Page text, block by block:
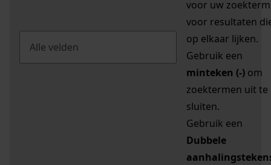
voor uw zoekterm
voor resultaten
op elkaar lijken.
Gebruik een
minteken (-) om
zoektermen uit te
sluiten.
Gebruik een
Dubbele